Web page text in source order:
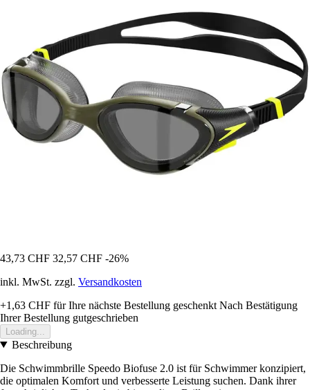
43,73 CHF 32,57 CHF -26%
inkl. MwSt. zzgl. Versandkosten
+1,63 CHF für Ihre nächste Bestellung geschenkt Nach Bestätigung
Ihrer Bestellung gutgeschrieben
Loading...
Beschreibung
Die Schwimmbrille Speedo Biofuse 2.0 ist für Schwimmer konzipiert,
die optimalen Komfort und verbesserte Leistung suchen. Dank ihrer